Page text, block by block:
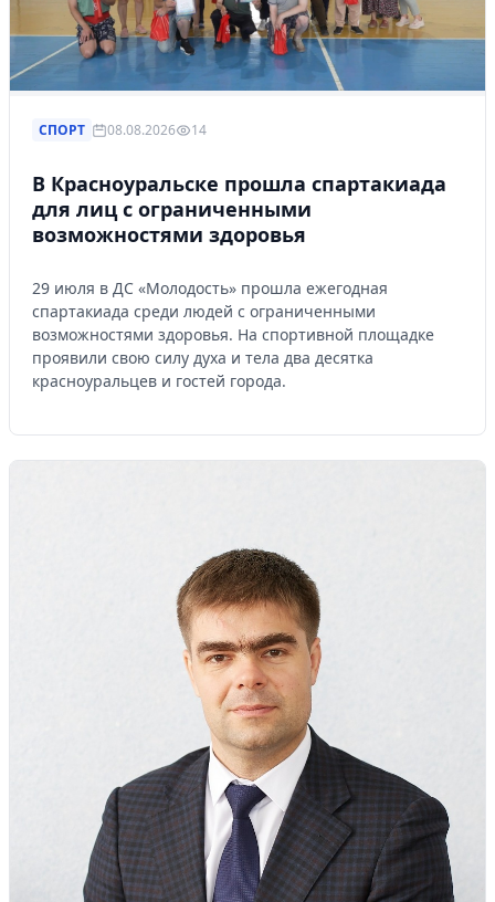
Личный кабинет
Управляйте объявлениями, отслеживайте
публикации и получайте сообщения
Войти или зарегистрироваться
СПОРТ 08.08.2026 14
В Красноуральске прошла спартакиада
для лиц с ограниченными
возможностями здоровья
29 июля в ДС «Молодость» прошла ежегодная
спартакиада среди людей с ограниченными
возможностями здоровья. На спортивной площадке
проявили свою силу духа и тела два десятка
красноуральцев и гостей города.